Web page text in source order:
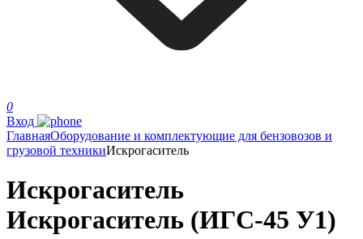
0
Вход
ГлавнаяОборудование и комплектующие для бензовозов и
грузовой техникиИскрогаситель
Искрогаситель
Искрогаситель (ИГС-45 У1)